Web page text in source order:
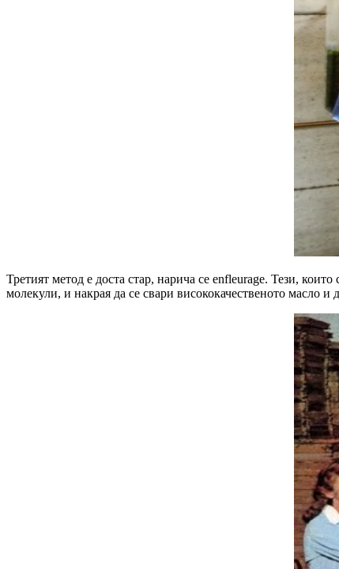
Третият метод е доста стар, нарича се enfleurage. Тези,
молекули, и накрая да се свари висококачественото масло и